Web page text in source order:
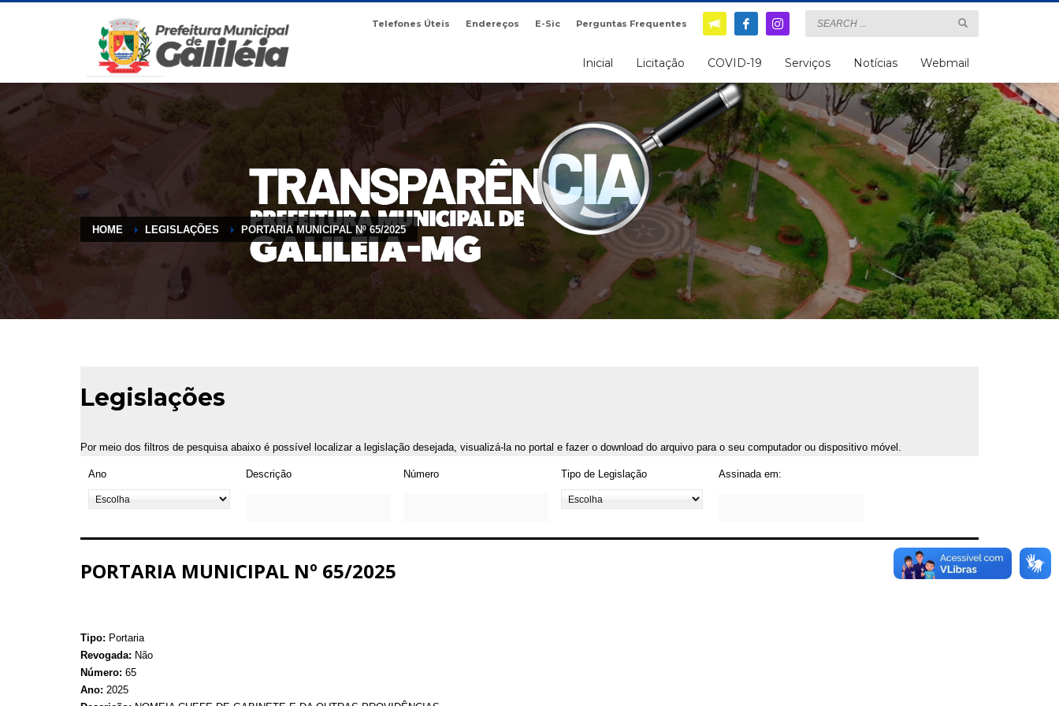
Telefones Úteis Endereços E-Sic Perguntas Frequentes
Inicial Licitação COVID-19 Serviços Notícias Webmail
HOME LEGISLAÇÕES PORTARIA MUNICIPAL Nº 65/2025
Legislações
Por meio dos filtros de pesquisa abaixo é possível localizar a legislação desejada, visualizá-la no portal e fazer o download do arquivo para o seu computador ou dispositivo móvel.
Ano Descrição Número Tipo de Legislação Assinada em:
PORTARIA MUNICIPAL Nº 65/2025
Tipo: Portaria
Revogada: Não
Número: 65
Ano: 2025